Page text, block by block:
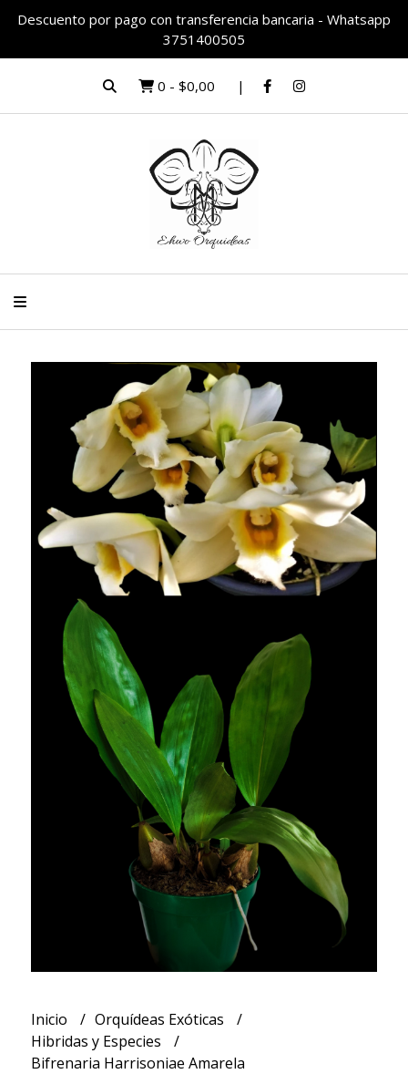
Descuento por pago con transferencia bancaria - Whatsapp
3751400505
0 - $0,00
Inicio
Orquídeas Exóticas
Hibridas y Especies
Bifrenaria Harrisoniae Amarela